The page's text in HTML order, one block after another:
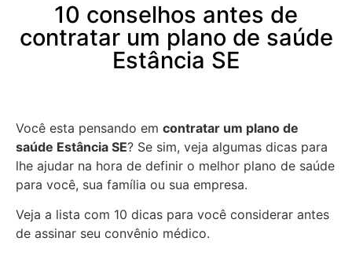
10 conselhos antes de
contratar um plano de saúde
Estância SE
Você esta pensando em contratar um plano de
saúde Estância SE? Se sim, veja algumas dicas para
lhe ajudar na hora de definir o melhor plano de saúde
para você, sua família ou sua empresa.
Veja a lista com 10 dicas para você considerar antes
de assinar seu convênio médico.